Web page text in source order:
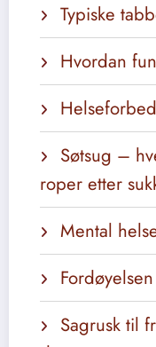
Typiske
Hvordan
Søtsug –
roper etter
Mental
Sagrusk til